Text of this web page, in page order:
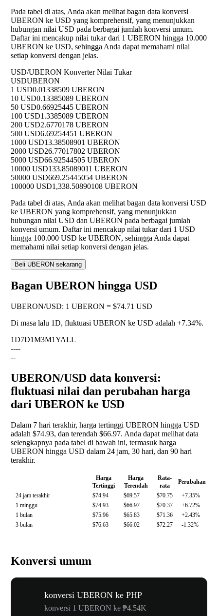
Pada tabel di atas, Anda akan melihat bagan data konversi
UBERON ke USD yang komprehensif, yang menunjukkan
hubungan nilai USD pada berbagai jumlah konversi umum.
Daftar ini mencakup nilai tukar dari 1 UBERON hingga 10.000
UBERON ke USD, sehingga Anda dapat memahami nilai
setiap konversi dengan jelas.
USD/UBERON Konverter Nilai Tukar
USDUBERON
1 USD0.01338509 UBERON
10 USD0.13385089 UBERON
50 USD0.66925445 UBERON
100 USD1.3385089 UBERON
200 USD2.6770178 UBERON
500 USD6.69254451 UBERON
1000 USD13.38508901 UBERON
2000 USD26.77017802 UBERON
5000 USD66.92544505 UBERON
10000 USD133.85089011 UBERON
50000 USD669.25445054 UBERON
100000 USD1,338.50890108 UBERON
Pada tabel di atas, Anda akan melihat bagan data konversi USD
ke UBERON yang komprehensif, yang menunjukkan
hubungan nilai USD dan UBERON pada berbagai jumlah
konversi umum. Daftar ini mencakup nilai tukar dari 1 USD
hingga 100.000 USD ke UBERON, sehingga Anda dapat
memahami nilai setiap konversi dengan jelas.
Beli UBERON sekarang
Bagan UBERON hingga USD
UBERON/USD: 1 UBERON = $74.71 USD
Di masa lalu 1D, fluktuasi UBERON ke USD adalah +7.34%.
1D7D1M3M1YALL
----
--
UBERON/USD data konversi:
fluktuasi nilai dan perubahan harga
dari UBERON ke USD
Dalam 7 hari terakhir, harga tertinggi UBERON hingga USD
adalah $74.93, dan terendah $66.97. Anda dapat melihat data
selengkapnya pada tabel di bawah ini, termasuk harga
UBERON hingga USD dalam 24 jam, 30 hari, dan 90 hari
terakhir.
Harga
Tertinggi
Harga
Terendah
Rata-
rata
Perubahan
24 jam terakhir
$74.94 $69.57 $70.75
+7.35%
1 minggu
$74.93 $66.97 $70.37
+6.72%
1 bulan
$75.96 $65.83 $71.36
+2.43%
3 bulan
$76.63 $66.02 $72.27 -1.32%
Konversi umum
konversi UBERON ke PHP
konversi 1 UBERON ke ₱4.54K